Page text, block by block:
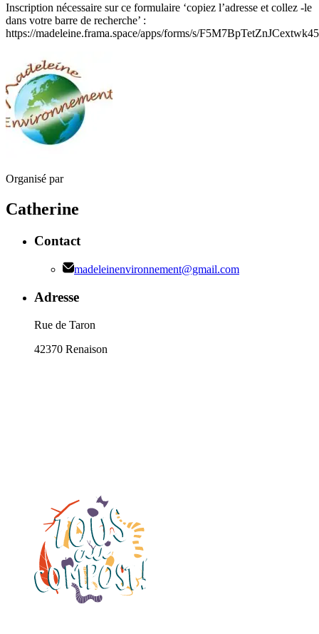
Inscription nécessaire sur ce formulaire ‘copiez l’adresse et collez -le
dans votre barre de recherche’ :
https://madeleine.frama.space/apps/forms/s/
Organisé par
Catherine
Contact
madeleinenvironnement@gmail.com
Adresse
Rue de Taron
42370 Renaison